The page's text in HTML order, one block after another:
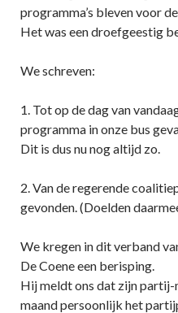
programma’s bleven voor
Het was een droefgeestig
We schreven:
1. Tot op de dag van
programma in onze bus
Dit is dus nu nog altijd zo.
2. Van de regerende
gevonden. (Doelden
We kregen in dit verband
De Coene een berisping.
Hij meldt ons dat zijn
maand persoonlijk het